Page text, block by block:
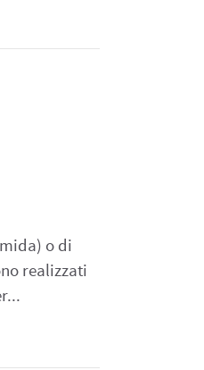
o di
realizzati